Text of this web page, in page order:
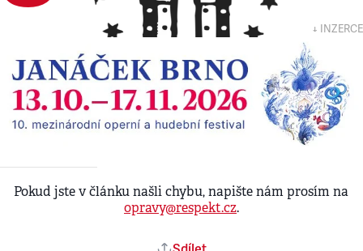
↓ INZERCE
Pokud jste v článku našli chybu, napište nám prosím na
opravy@respekt.cz.